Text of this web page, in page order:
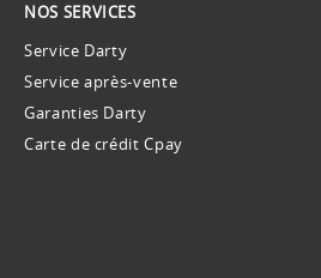
NOS SERVICES
Service Darty
Service après-vente
Garanties Darty
Carte de crédit Cpay